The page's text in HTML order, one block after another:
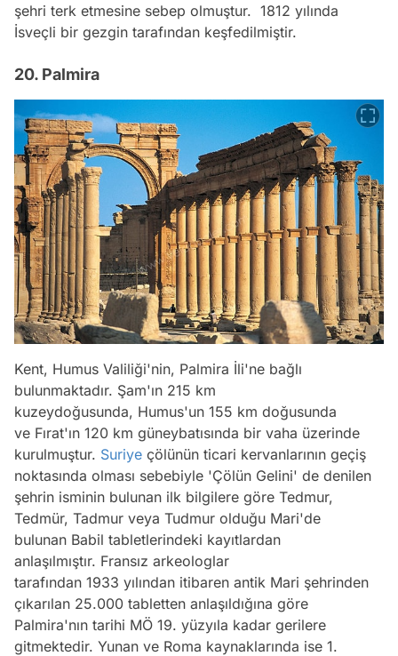
şehri terk etmesine sebep olmuştur. 1812 yılında
İsveçli bir gezgin tarafından keşfedilmiştir.
20. Palmira
Kent, Humus Valiliği'nin, Palmira İli'ne bağlı
bulunmaktadır. Şam'ın 215 km
kuzeydoğusunda, Humus'un 155 km doğusunda
ve Fırat'ın 120 km güneybatısında bir vaha üzerinde
kurulmuştur. Suriye çölünün ticari kervanlarının geçiş
noktasında olması sebebiyle 'Çölün Gelini' de denilen
şehrin isminin bulunan ilk bilgilere göre Tedmur,
Tedmür, Tadmur veya Tudmur olduğu Mari'de
bulunan Babil tabletlerindeki kayıtlardan
anlaşılmıştır. Fransız arkeologlar
tarafından 1933 yılından itibaren antik Mari şehrinden
çıkarılan 25.000 tabletten anlaşıldığına göre
Palmira'nın tarihi MÖ 19. yüzyıla kadar gerilere
gitmektedir. Yunan ve Roma kaynaklarında ise 1.